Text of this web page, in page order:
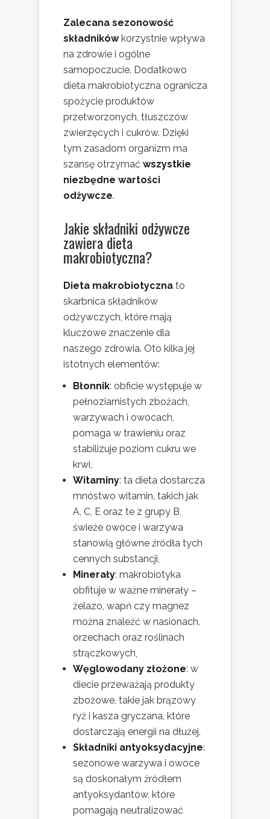
Zalecana sezonowość
składnikówkorzystnie wpływa
na zdrowie i ogólne
samopoczucie. Dodatkowo
dieta makrobiotyczna ogranicza
spożycie produktów
przetworzonych, tłuszczów
zwierzęcych i cukrów. Dzięki
tym zasadom organizm ma
szansę otrzymać wszystkie
niezbędne wartości
odżywcze.
Jakie składniki odżywcze
zawiera dieta
makrobiotyczna?
Dieta makrobiotyczna to
skarbnica składników
odżywczych, które mają
kluczowe znaczenie dla
naszego zdrowia. Oto kilka jej
istotnych elementów:
Błonnik: obficie występuje w
pełnoziarnistych zbożach,
warzywach i owocach,
pomaga w trawieniu oraz
stabilizuje poziom cukru we
krwi,
Witaminy: ta dieta dostarcza
mnóstwo witamin, takich jak
A, C, E oraz te z grupy B,
świeże owoce i warzywa
stanowią główne źródła tych
cennych substancji,
Minerały: makrobiotyka
obfituje w ważne minerały –
żelazo, wapń czy magnez
można znaleźć w nasionach,
orzechach oraz roślinach
strączkowych,
Węglowodany złożone: w
diecie przeważają produkty
zbożowe, takie jak brązowy
ryż i kasza gryczana, które
dostarczają energii na dłużej,
Składniki antyoksydacyjne:
sezonowe warzywa i owoce
są doskonałym źródłem
antyoksydantów, które
pomagają neutralizować